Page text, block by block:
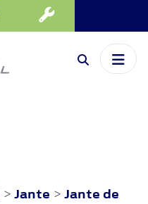
> Jante > Jante de